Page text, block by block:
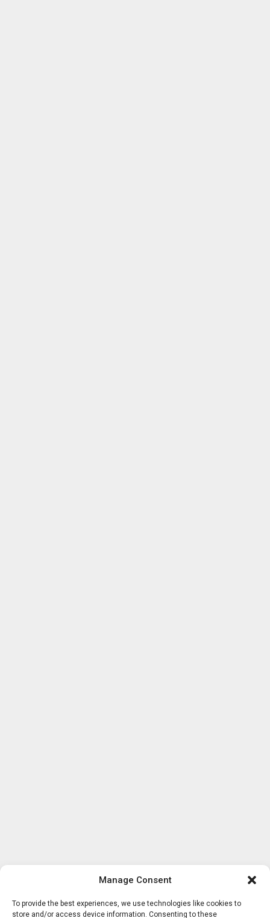
Manage Consent
To provide the best experiences, we use technologies like cookies to
store and/or access device information. Consenting to these